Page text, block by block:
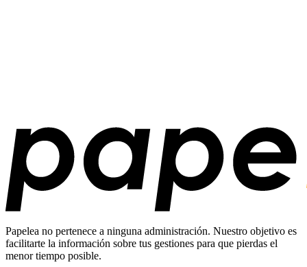
Papelea no pertenece a ninguna administración. Nuestro objetivo es
facilitarte la información sobre tus gestiones para que pierdas el
menor tiempo posible.